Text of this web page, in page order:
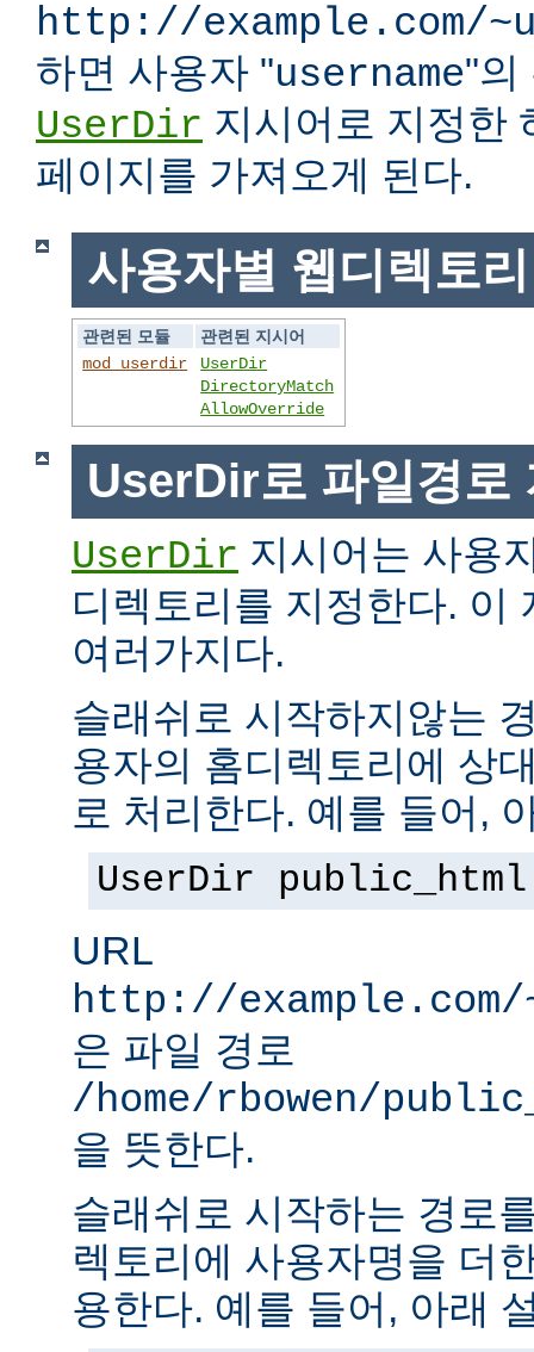
http://example.com/
하면 사용자 "username"의
UserDir 지시어로 지정한
페이지를 가져오게 된다.
사용자별 웹디렉토리
관련된 모듈
관련된 지시어
mod_userdir
UserDir
DirectoryMatch
AllowOverride
UserDir로 파일경로
UserDir 지시어는 사용
디렉토리를 지정한다. 이
여러가지다.
슬래쉬로 시작하지않는
용자의 홈디렉토리에 상
로 처리한다. 예를 들어,
UserDir public_html
URL
http://
은 파일 경로
/home/rbowen/
을 뜻한다.
슬래쉬로 시작하는 경로
렉토리에 사용자명을 더
용한다. 예를 들어, 아래